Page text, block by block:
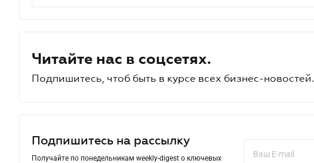
Читайте нас в соцсетях.
Подпишитесь, чтоб быть в курсе всех бизнес-новостей.
Подпишитесь на рассылку
Получайте по понедельникам weekly-digest о ключевых